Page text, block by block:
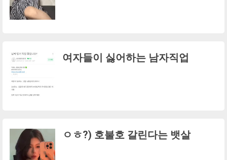
여자들이 싫어하는 남자직업
ㅇㅎ?) 호불호 갈린다는 뱃살